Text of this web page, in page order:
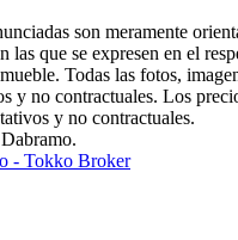
son meramente
las que se expresen en el
Todas las fotos,
y no contractuales. Los
y no contractuales.
- Tokko Broker